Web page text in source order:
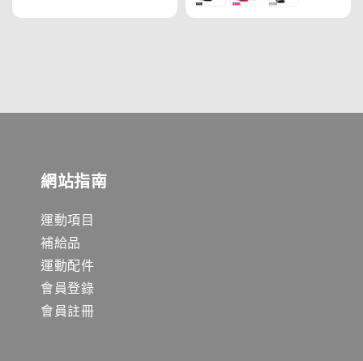
網站指南
運動項目
補給品
運動配件
會員登錄
會員註冊